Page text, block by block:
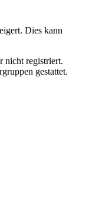
Dies kann
nicht registriert.
gestattet.